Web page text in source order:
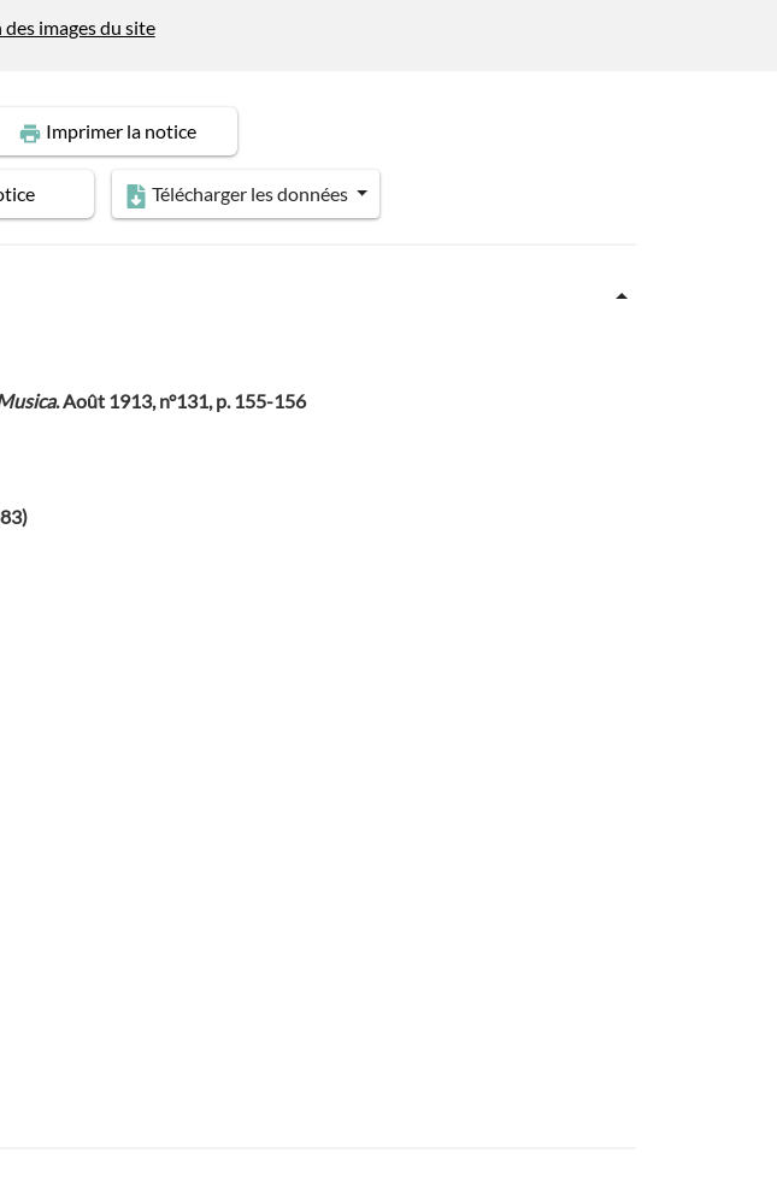
images du site
Imprimerla notice
Télécharger les données
. Août 1913, n°131, p. 155-156